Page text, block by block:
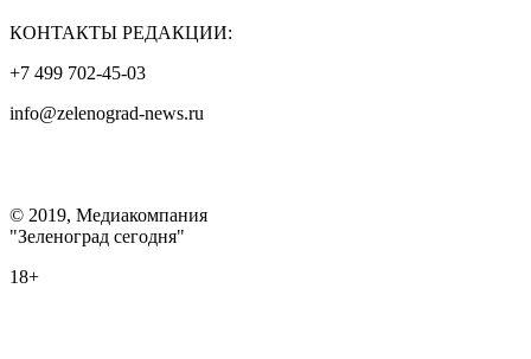
КОНТАКТЫ РЕДАКЦИИ:
+7 499 702-45-03
info@zelenograd-news.ru
© 2019, Медиакомпания
"Зеленоград сегодня"
18+